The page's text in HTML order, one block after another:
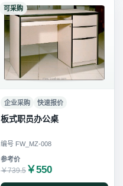
可采购
企业采购 快速报价
板式职员办公桌
编号 FW_MZ-008
￥739.5 ￥550